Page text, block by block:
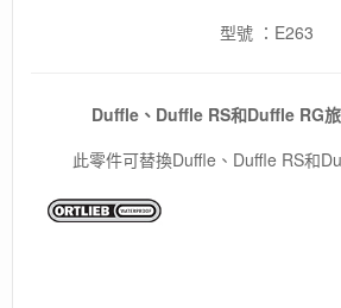
型號 ：E263
Duffle、Duffle RS和Duffle RG
此零件可替換Duffle、Duffle RS和